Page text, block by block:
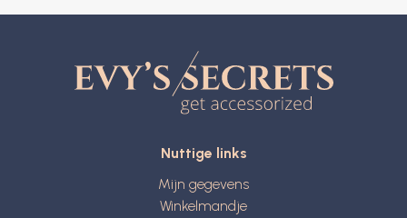
Nuttige links
Mijn gegevens
Winkelmandje